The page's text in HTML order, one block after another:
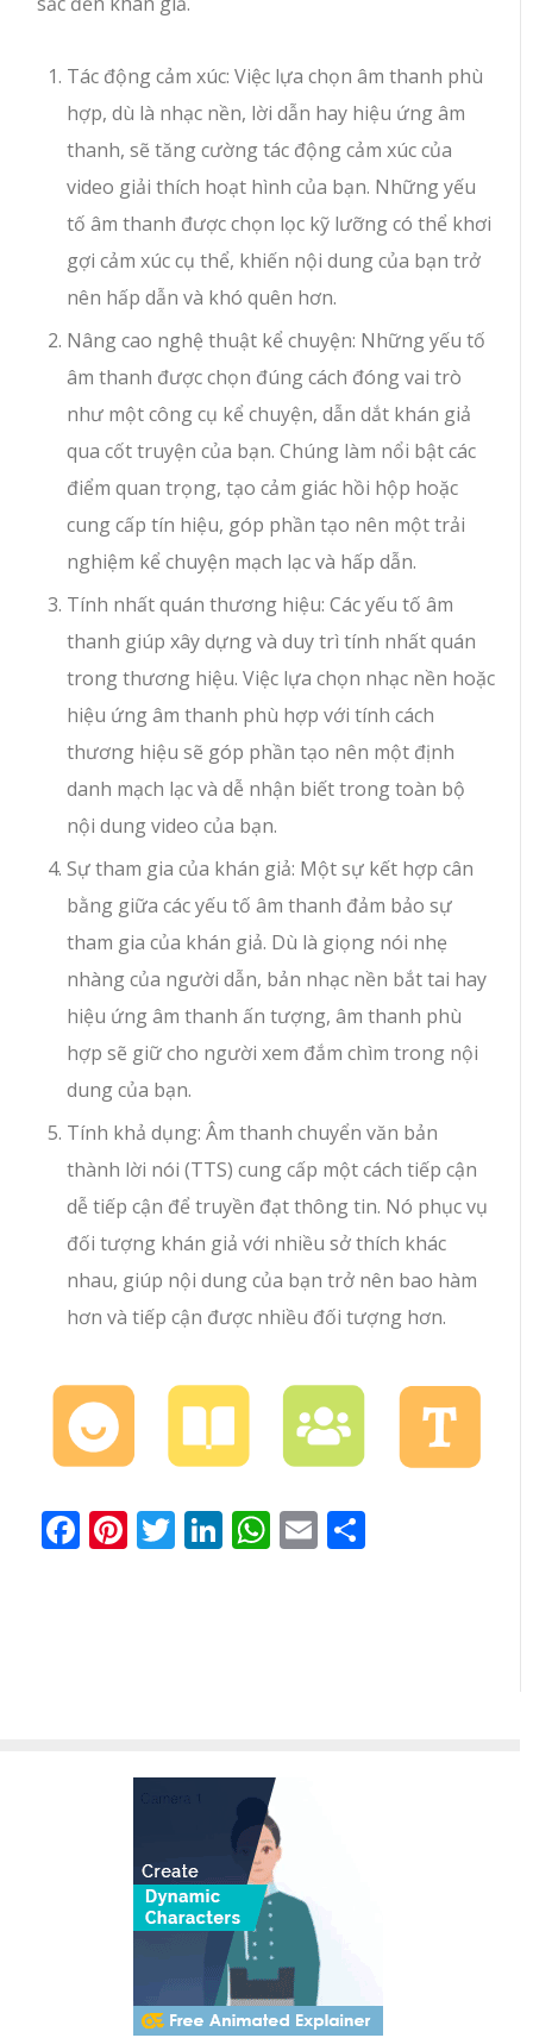
Tác động cảm xúc: Việc lựa chọn âm thanh phù
hợp, dù là nhạc nền, lời dẫn hay hiệu ứng âm
thanh, sẽ tăng cường tác động cảm xúc của
video giải thích hoạt hình của bạn. Những yếu
tố âm thanh được chọn lọc kỹ lưỡng có thể khơi
gợi cảm xúc cụ thể, khiến nội dung của bạn trở
nên hấp dẫn và khó quên hơn.
Nâng cao nghệ thuật kể chuyện: Những yếu tố
âm thanh được chọn đúng cách đóng vai trò
như một công cụ kể chuyện, dẫn dắt khán giả
qua cốt truyện của bạn. Chúng làm nổi bật các
điểm quan trọng, tạo cảm giác hồi hộp hoặc
cung cấp tín hiệu, góp phần tạo nên một trải
nghiệm kể chuyện mạch lạc và hấp dẫn.
Tính nhất quán thương hiệu: Các yếu tố âm
thanh giúp xây dựng và duy trì tính nhất quán
trong thương hiệu. Việc lựa chọn nhạc nền hoặc
hiệu ứng âm thanh phù hợp với tính cách
thương hiệu sẽ góp phần tạo nên một định
danh mạch lạc và dễ nhận biết trong toàn bộ
nội dung video của bạn.
Sự tham gia của khán giả: Một sự kết hợp cân
bằng giữa các yếu tố âm thanh đảm bảo sự
tham gia của khán giả. Dù là giọng nói nhẹ
nhàng của người dẫn, bản nhạc nền bắt tai hay
hiệu ứng âm thanh ấn tượng, âm thanh phù
hợp sẽ giữ cho người xem đắm chìm trong nội
dung của bạn.
Tính khả dụng: Âm thanh chuyển văn bản
thành lời nói (TTS) cung cấp một cách tiếp cận
dễ tiếp cận để truyền đạt thông tin. Nó phục vụ
đối tượng khán giả với nhiều sở thích khác
nhau, giúp nội dung của bạn trở nên bao hàm
hơn và tiếp cận được nhiều đối tượng hơn.
Facebook
Pinterest
Twitter
LinkedIn
WhatsApp
Email